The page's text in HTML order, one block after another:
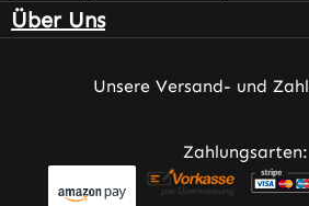
Über Uns
Unsere Versand- und
Zahlungsarten: